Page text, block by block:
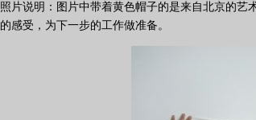
照片说明：图片中带着黄色帽子的是来自北京的艺
的感受，为下一步的工作做准备。